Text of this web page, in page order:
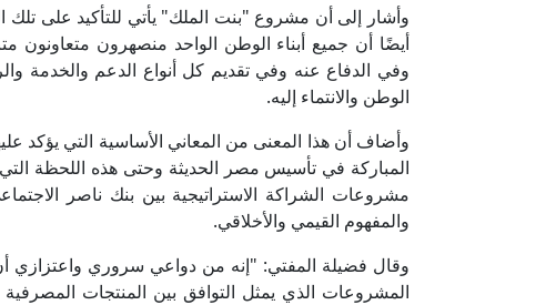
وأشار إلى أن مشروع "بنت الملك" يأتي للتأكيد على تلك
أيضًا أن جميع أبناء الوطن الواحد منصهرون
وفي الدفاع عنه وفي تقديم كل أنواع الدعم والخدمة
الوطن والانتماء إليه.
وأضاف أن هذا المعنى من المعاني الأساسية التي يؤكد
المباركة في تأسيس مصر الحديثة وحتى هذه اللحظة
مشروعات الشراكة الاستراتيجية بين بنك ناصر
والمفهوم القيمي والأخلاقي.
وقال فضيلة المفتي: "إنه من دواعي سروري واعتزازي
المشروعات الذي يمثل التوافق بين المنتجات